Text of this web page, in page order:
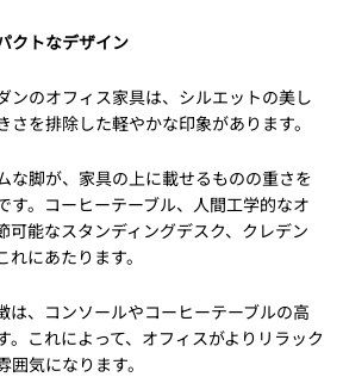
クトなデザイン
ンのオフィス家具は、シルエットの美し
さを排除した軽やかな印象があります。
な脚が、家具の上に載せるものの重さを
す。コーヒーテーブル、人間工学的なオ
可能なスタンディングデスク、クレデン
にあたります。
は、コンソールやコーヒーテーブルの高
。これによって、オフィスがよりリラック
気になります。